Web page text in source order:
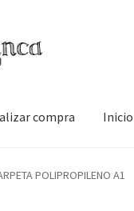
compra Inicio
InicioMi cuenta
POLIPROPILENO A1